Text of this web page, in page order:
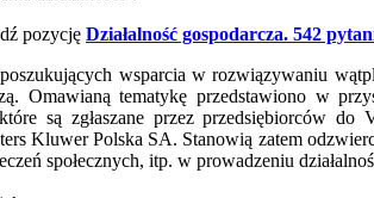
pozycję Działalność gospodarcza. 542
wsparcia w rozwiązywaniu
Omawianą tematykę przedstawiono w
są zgłaszane przez przedsiębiorców do
Kluwer Polska SA. Stanowią zatem
społecznych, itp. w prowadzeniu